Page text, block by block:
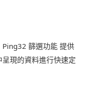
篩選功能 提供
現的資料進行快速定